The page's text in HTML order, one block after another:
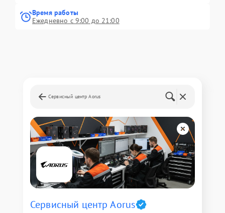
Время работы
Ежедневно с 9:00 до 21:00
Сервисный центр Aorus
Сервисный центр Aorus